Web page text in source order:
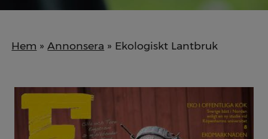
Hem »Annonsera » Ekologiskt Lantbruk